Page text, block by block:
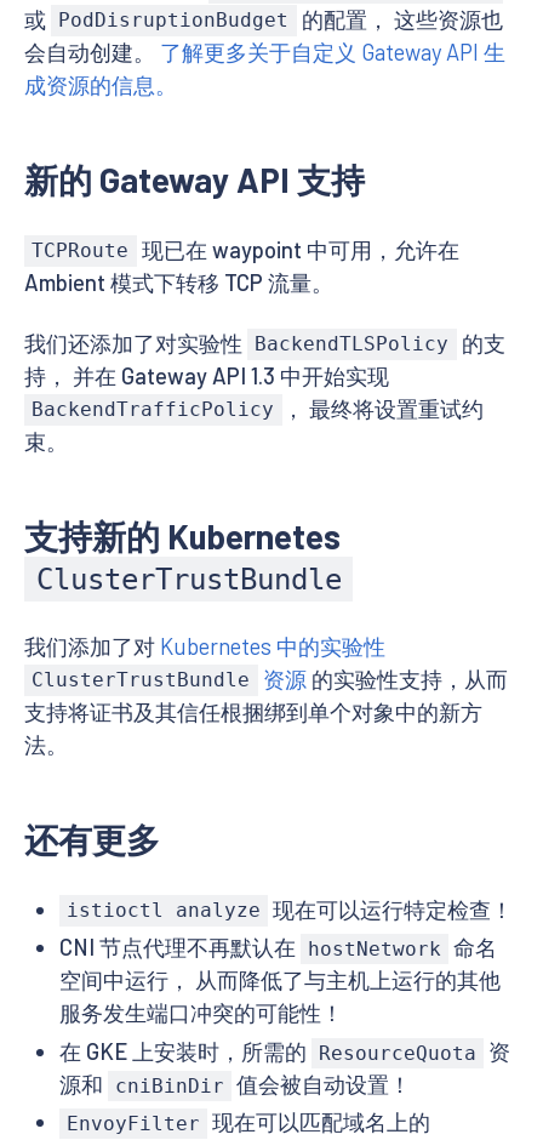
或 PodDisruptionBudget
的配置， 这些资源也
会自动创建。 了解更多关于自定义 Gateway API 生
成资源的信息。
新的 Gateway API 支持
TCPRoute
现已在 waypoint 中可用，允许在
Ambient 模式下转移 TCP 流量。
我们还添加了对实验性 BackendTLSPolicy
的支
持， 并在 Gateway API 1.3 中开始实现
BackendTrafficPolicy
， 最终将设置重试约
束。
支持新的 Kubernetes
ClusterTrustBundle
我们添加了对 Kubernetes 中的实验性
ClusterTrustBundle 资源的实验性支持，从而
支持将证书及其信任根捆绑到单个对象中的新方
法。
还有更多
istioctl analyze 现在可以运行特定检查！
CNI 节点代理不再默认在
hostNetwork 命名
空间中运行， 从而降低了与主机上运行的其他
服务发生端口冲突的可能性！
在 GKE 上安装时，所需的
ResourceQuota
资
源和
cniBinDir 值会被自动设置！
EnvoyFilter 现在可以匹配域名上的